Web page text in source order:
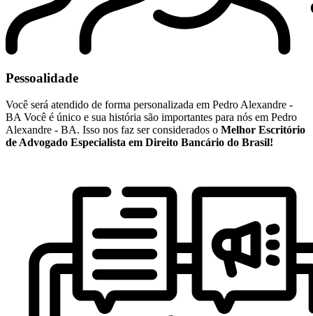
Pessoalidade
Você será atendido de forma personalizada em Pedro Alexandre -
BA Você é único e sua história são importantes para nós em Pedro
Alexandre - BA. Isso nos faz ser considerados o Melhor Escritório
de Advogado Especialista em Direito Bancário do Brasil!